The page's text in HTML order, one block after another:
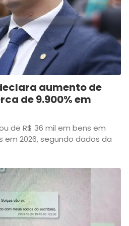
aumento de
de 9.900% em
de R$ 36 mil em bens em
em 2026, segundo dados da